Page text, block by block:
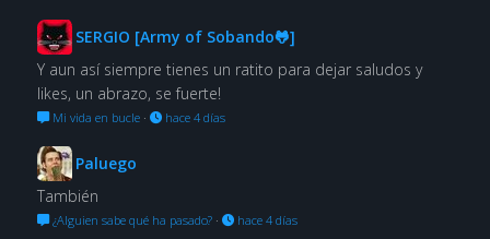
SERGIO [Army of Sobando🐸]
Y aun así siempre tienes un ratito para dejar saludos y
likes, un abrazo, se fuerte!
Mi vida en bucle· hace 4 días
Paluego
También
¿Alguien sabe qué ha pasado?· hace 4 días